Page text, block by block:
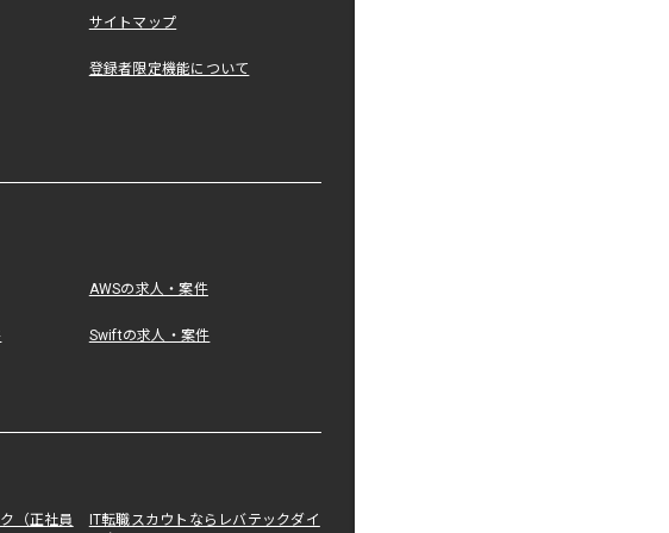
サイトマップ
登録者限定機能について
AWSの求人・案件
Swiftの求人・案件
（正社員
IT転職スカウトならレバテックダイ